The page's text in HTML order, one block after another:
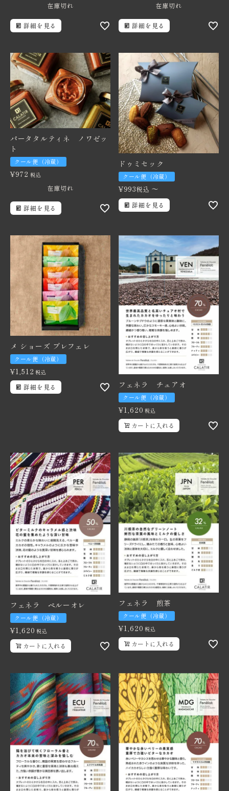
在庫切れ
詳細を見る
在庫切れ
詳細を見る
パータタルティネ ノワゼッ
ト
クール便（冷蔵）
¥972 税込
在庫切れ
詳細を見る
ドゥミセック
クール便（冷蔵）
¥993税込 〜
詳細を見る
メ ショーズ プレフェレ
クール便（冷蔵）
¥1,512 税込
詳細を見る フェネラ チュアオ
クール便（冷蔵）
¥1,620 税込
カートに入れる
フェネラ ペルーオレ
クール便（冷蔵）
¥1,620 税込
カートに入れる
フェネラ 煎茶
クール便（冷蔵）
¥1,620 税込
カートに入れる